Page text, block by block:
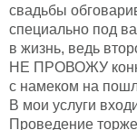
свадьбы
специально под
в жизнь, ведь
НЕ ПРОВОЖУ
с намеком на
В мои услуги
Проведение